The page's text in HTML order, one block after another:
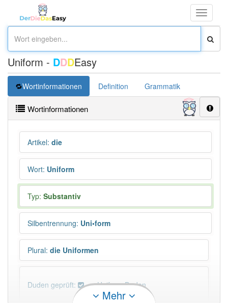
Toggle
Uniform - DDDEasy
Wortinformationen Definition Grammatik
Wortinformationen
Artikel: die
Wort: Uniform
Typ: Substantiv
Silbentrennung: Uni•form
Plural: die Uniformen
Duden geprüft: Uniform Duden
Mehr